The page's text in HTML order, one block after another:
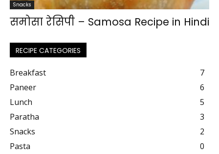
Snacks
समोसा रेसिपी – Samosa Recipe in Hindi
RECIPE CATEGORIES
Breakfast
7
Paneer
6
Lunch
5
Paratha
3
Snacks
2
Pasta
0